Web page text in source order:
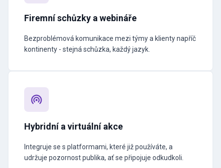
Firemní schůzky a webináře
Bezproblémová komunikace mezi týmy a klienty napříč
kontinenty - stejná schůzka, každý jazyk.
Hybridní a virtuální akce
Integruje se s platformami, které již používáte, a
udržuje pozornost publika, ať se připojuje odkudkoli.